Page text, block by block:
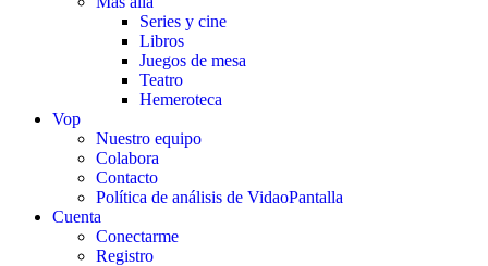
Series y cine
Libros
Juegos de mesa
Teatro
Hemeroteca
Vop
Nuestro equipo
Colabora
Contacto
Política de análisis de VidaoPantalla
Cuenta
Conectarme
Registro